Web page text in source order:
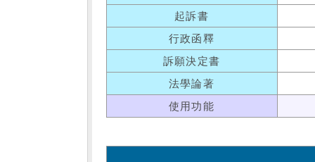
起訴書
行政函釋
訴願決定書
法學論著
使用功能